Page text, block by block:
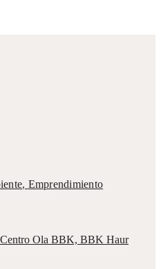
, Emprendimiento
Centro Ola BBK, BBK Haur